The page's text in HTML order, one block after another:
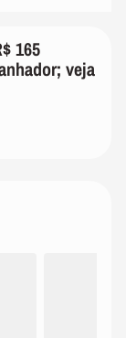
165
veja